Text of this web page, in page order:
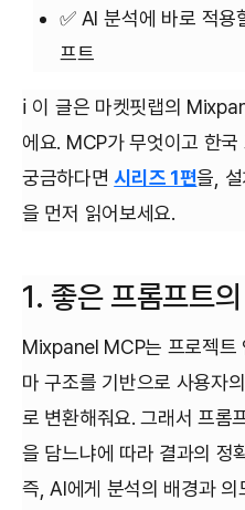
✅ AI 분석에 바로 적
프트
ℹ️ 이 글은 마켓핏랩의
에요. MCP가 무엇이고 한
궁금하다면 시리즈 1편을,
을 먼저 읽어보세요.
1. 좋은 프롬프트
Mixpanel MCP는 프로젝트
마 구조를 기반으로 사용자
로 변환해줘요. 그래서 프롬
을 담느냐에 따라 결과의 정
즉, AI에게 분석의 배경과